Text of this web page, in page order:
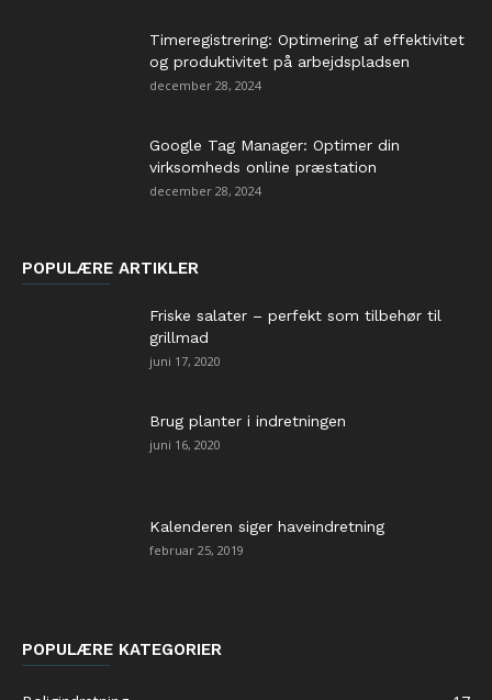
Timeregistrering: Optimering af effektivitet
og produktivitet på arbejdspladsen
december 28, 2024
Google Tag Manager: Optimer din
virksomheds online præstation
december 28, 2024
POPULÆRE ARTIKLER
Friske salater – perfekt som tilbehør til
grillmad
juni 17, 2020
Brug planter i indretningen
juni 16, 2020
Kalenderen siger haveindretning
februar 25, 2019
POPULÆRE KATEGORIER